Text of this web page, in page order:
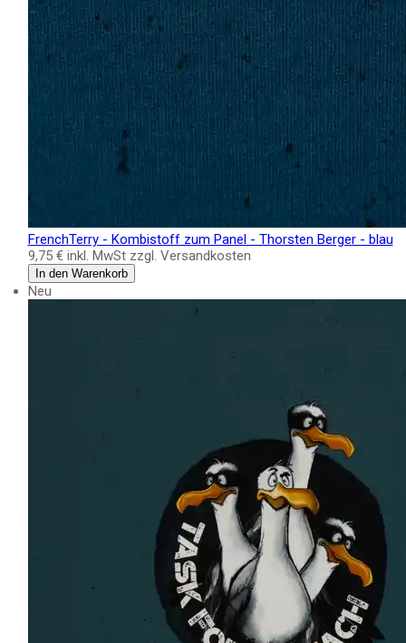
FrenchTerry - Kombistoff zum Panel - Thorsten Berger - blau
9,75 € inkl. MwSt zzgl. Versandkosten
In den Warenkorb
Neu